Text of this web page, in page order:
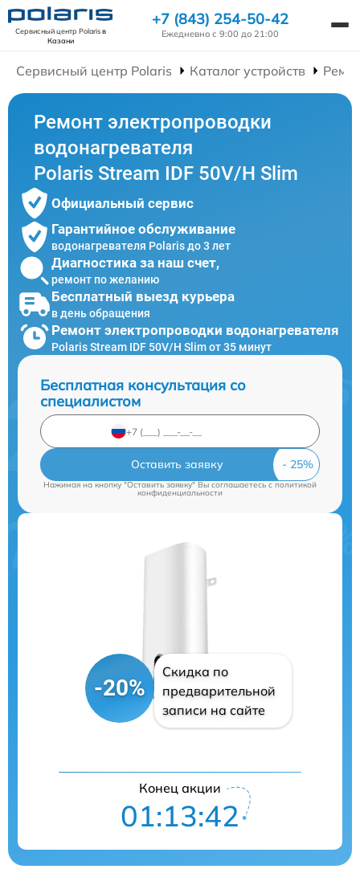
Сервисный центр Polarisв
Казани
+7 (843) 254-50-42
Ежедневно с 9:00 до 21:00
Сервисный центр Polaris Каталог устройств
Ремонт электропроводки
водонагревателя
Polaris Stream IDF 50V/H Slim
Официальный сервис
Гарантийное обслуживание
водонагревателя Polaris до 3 лет
Диагностика за наш счет,
ремонт по желанию
Бесплатный выезд курьера
в день обращения
Ремонт электропроводки водонагревателя
Polaris Stream IDF 50V/H Slim от 35 минут
Бесплатная консультация со
специалистом
Оставить заявку
Нажимая на кнопку "Оставить заявку" Вы соглашаетесь cполитикой
конфиденциальности
-20%
Скидка по
предварительной
записи на сайте
Конец акции
01:13:40